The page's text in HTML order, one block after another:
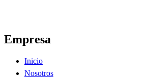
Empresa
Inicio
Nosotros